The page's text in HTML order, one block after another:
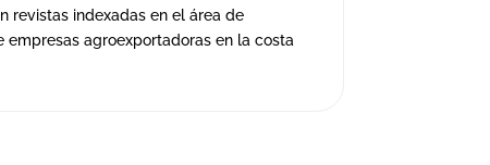
revistas indexadas en el área de
empresas agroexportadoras en la costa